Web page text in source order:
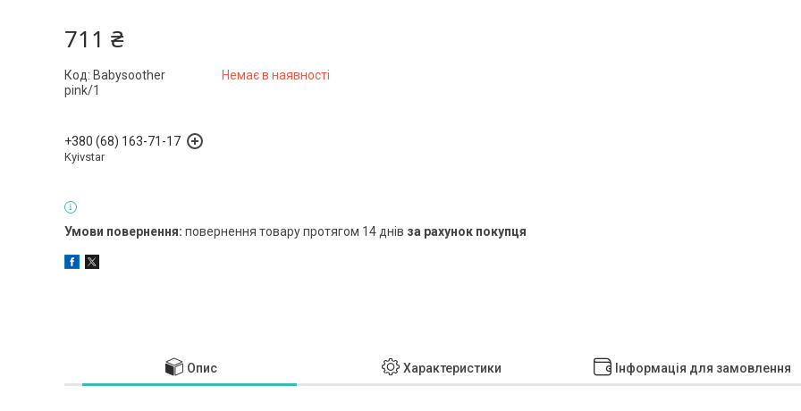
711 ₴
Немає в наявності
Код: Babysoother
pink/1
+380 (68) 163-71-17
Kyivstar
повернення товару протягом 14 днів за рахунок покупця
Опис Характеристики Інформація для замовлення